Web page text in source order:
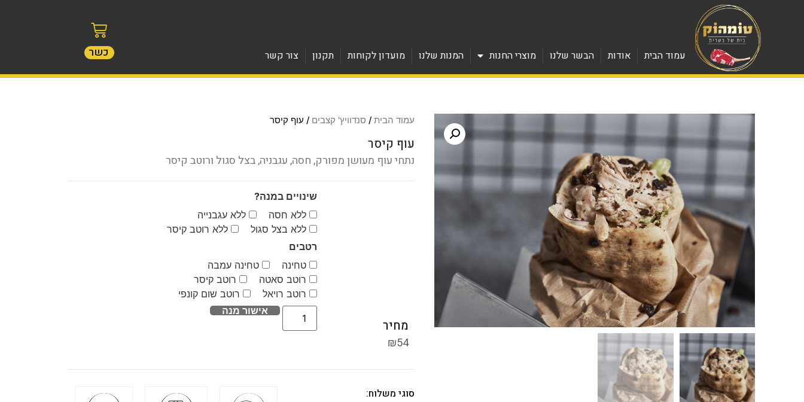
עמוד הבית אודות הבשר שלנו מוצרי החנות המנות שלנו מועדון לקוחות תקנון צור קשר כשר
עמוד הבית/ סנדוויץ' קצבים / עוף קיסר
עוף קיסר
נתחי עוף מעושן מפורק, חסה, עגבניה, בצל סגול ורוטב קיסר
מחיר
₪54
שינויים במנה?
ללא חסה
ללא עגבנייה
ללא בצל סגול
ללא רוטב קיסר
רטבים
טחינה
טחינה עמבה
רוטב סאטה
רוטב קיסר
רוטב רויאל
רוטב שום קונפי
אישור מנה
סוגי משלוח: